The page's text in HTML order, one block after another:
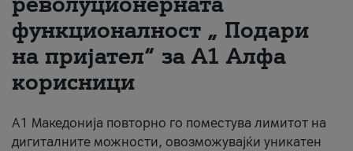
За нас
#ПодобарОнлајн
функционалност „ Подари
на пријател“ за А1 Алфа
корисници
А1 Македонија повторно го поместува лимитот на
дигиталните можности, овозможувајќи уникатен